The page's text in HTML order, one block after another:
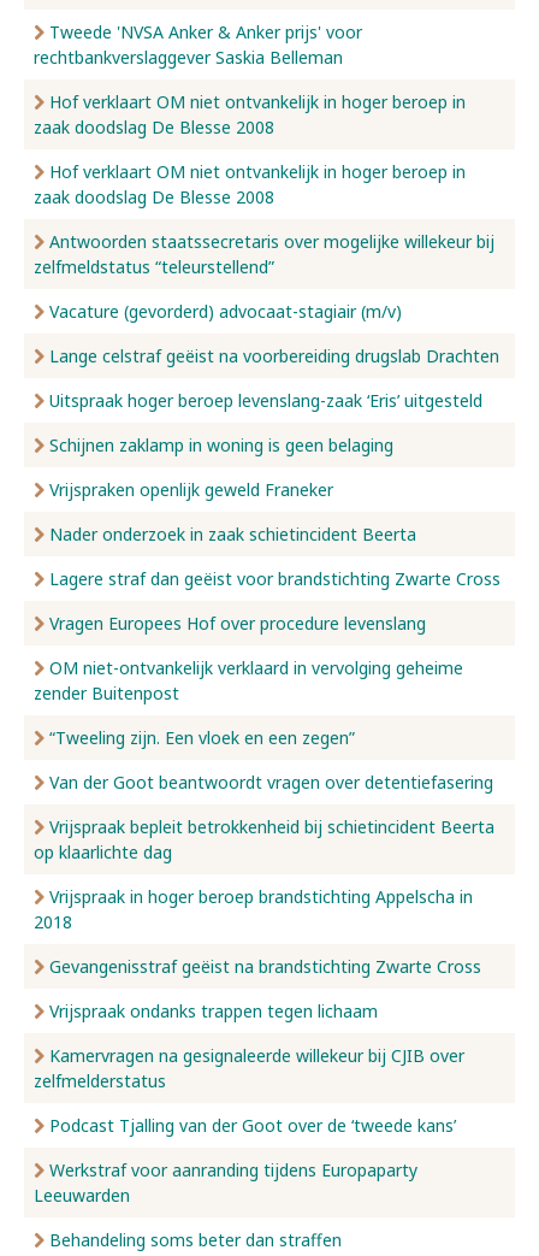
Tweede 'NVSA Anker & Anker prijs' voor
rechtbankverslaggever Saskia Belleman
Hof verklaart OM niet ontvankelijk in hoger beroep in
zaak doodslag De Blesse 2008
Hof verklaart OM niet ontvankelijk in hoger beroep in
zaak doodslag De Blesse 2008
Antwoorden staatssecretaris over mogelijke willekeur bij
zelfmeldstatus “teleurstellend”
Vacature (gevorderd) advocaat-stagiair (m/v)
Lange celstraf geëist na voorbereiding drugslab Drachten
Uitspraak hoger beroep levenslang-zaak ‘Eris’ uitgesteld
Schijnen zaklamp in woning is geen belaging
Vrijspraken openlijk geweld Franeker
Nader onderzoek in zaak schietincident Beerta
Lagere straf dan geëist voor brandstichting Zwarte Cross
Vragen Europees Hof over procedure levenslang
OM niet-ontvankelijk verklaard in vervolging geheime
zender Buitenpost
“Tweeling zijn. Een vloek en een zegen”
Van der Goot beantwoordt vragen over detentiefasering
Vrijspraak bepleit betrokkenheid bij schietincident Beerta
op klaarlichte dag
Vrijspraak in hoger beroep brandstichting Appelscha in
2018
Gevangenisstraf geëist na brandstichting Zwarte Cross
Vrijspraak ondanks trappen tegen lichaam
Kamervragen na gesignaleerde willekeur bij CJIB over
zelfmelderstatus
Podcast Tjalling van der Goot over de ‘tweede kans’
Werkstraf voor aanranding tijdens Europaparty
Leeuwarden
Behandeling soms beter dan straffen